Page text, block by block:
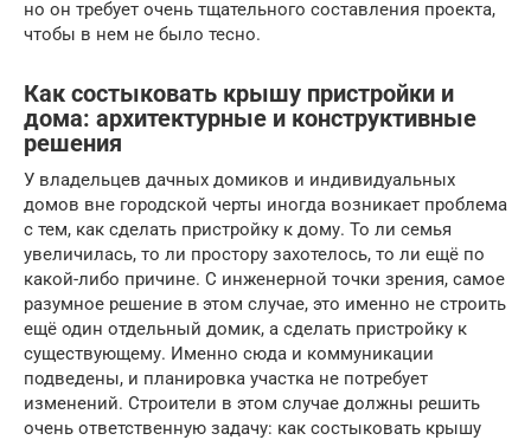
но он требует очень тщательного составления проекта,
чтобы в нем не было тесно.
Как состыковать крышу пристройки и
дома: архитектурные и конструктивные
решения
У владельцев дачных домиков и индивидуальных
домов вне городской черты иногда возникает проблема
с тем, как сделать пристройку к дому. То ли семья
увеличилась, то ли простору захотелось, то ли ещё по
какой-либо причине. С инженерной точки зрения, самое
разумное решение в этом случае, это именно не строить
ещё один отдельный домик, а сделать пристройку к
существующему. Именно сюда и коммуникации
подведены, и планировка участка не потребует
изменений. Строители в этом случае должны решить
очень ответственную задачу: как состыковать крышу